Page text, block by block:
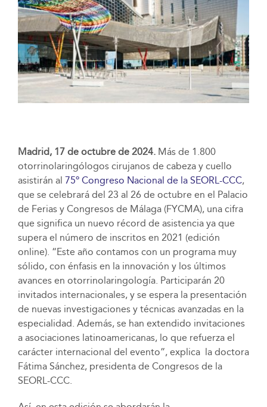
Madrid, 17 de octubre de 2024. Más de 1.800
otorrinolaringólogos cirujanos de cabeza y cuello
asistirán al 75º Congreso Nacional de la SEORL-CCC,
que se celebrará del 23 al 26 de octubre en el Palacio
de Ferias y Congresos de Málaga (FYCMA), una cifra
que significa un nuevo récord de asistencia ya que
supera el número de inscritos en 2021 (edición
online). “Este año contamos con un programa muy
sólido, con énfasis en la innovación y los últimos
avances en otorrinolaringología. Participarán 20
invitados internacionales, y se espera la presentación
de nuevas investigaciones y técnicas avanzadas en la
especialidad. Además, se han extendido invitaciones
a asociaciones latinoamericanas, lo que refuerza el
carácter internacional del evento”, explica la doctora
Fátima Sánchez, presidenta de Congresos de la
SEORL-CCC.